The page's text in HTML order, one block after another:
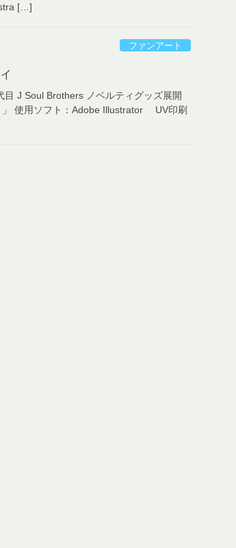
[…]
ファンアート
J Soul Brothers ノベルティグッズ展開
」 使用ソフト：Adobe Illustrator UV印刷